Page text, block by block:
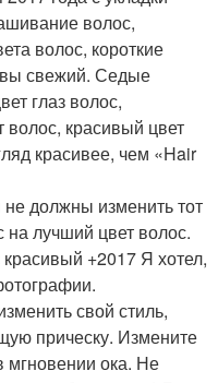
волос,
волос, короткие
свежий. Седые
глаз волос,
красивый цвет
красивее, чем «Hair
должны изменить тот
лучший цвет волос.
+2017 Я хотел,
свой стиль,
прическу. Измените
мгновении ока. Не